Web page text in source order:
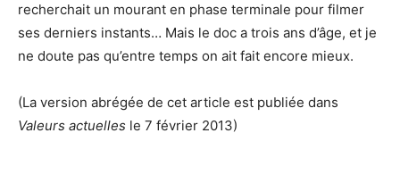
recherchait un mourant en phase terminale pour filmer
ses derniers instants… Mais le doc a trois ans d’âge, et je
ne doute pas qu’entre temps on ait fait encore mieux.
(La version abrégée de cet article est publiée dans
Valeurs actuelles le 7 février 2013)